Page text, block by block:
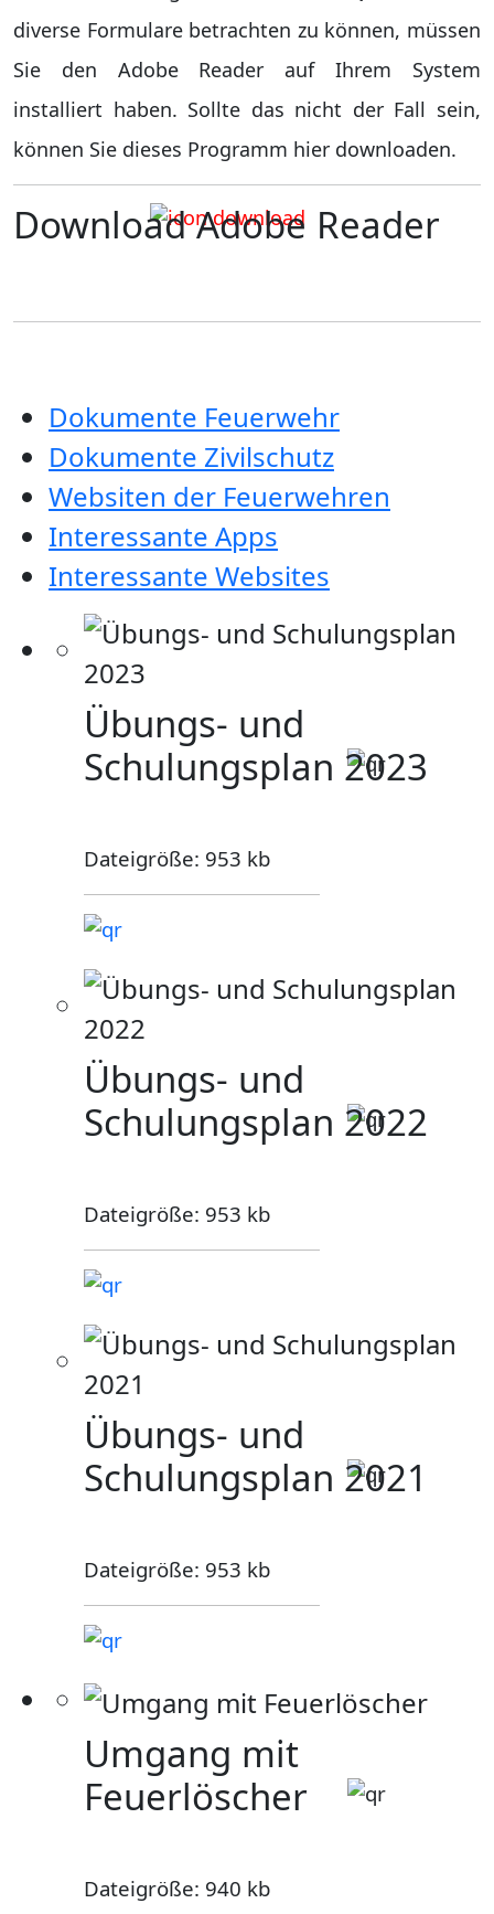
diverse Formulare betrachten zu können, müssen
Sie den Adobe Reader auf Ihrem System
installiert haben. Sollte das nicht der Fall sein,
können Sie dieses Programm hier downloaden.
Download Adobe Reader
Dokumente Feuerwehr
Dokumente Zivilschutz
Websiten der Feuerwehren
Interessante Apps
Interessante Websites
Übungs- und
Schulungsplan 2023
Dateigröße: 953 kb
Übungs- und
Schulungsplan 2022
Dateigröße: 953 kb
Übungs- und
Schulungsplan 2021
Dateigröße: 953 kb
Umgang mit
Feuerlöscher
Dateigröße: 940 kb